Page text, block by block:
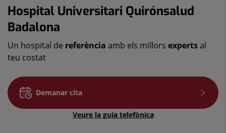
Hospital Universitari Quirónsalud
Badalona
Un hospital de referència amb els millors expertsal
teu costat
Demanar cita
Veure la guia telefònica